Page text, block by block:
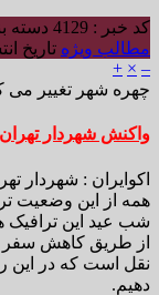
کد خبر : 4129 دسته
مطالب ویژه تاریخ انتشار :
–
×
+
چهره شهر تغییر می
واکنش شهردار
اکوایران :‌ شهردار
همه از این وضعیت
شب عید این ترافیک
از طریق کاهش سفر
نقل است که در این
دهیم.